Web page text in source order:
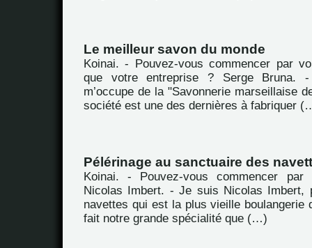
Le meilleur savon du monde
Koinai. - Pouvez-vous commencer par
que votre entreprise ? Serge Bruna.
m’occupe de la "Savonnerie marseillaise
société est une des dernières à fabriquer
Pélérinage au sanctuaire des
Koinai. - Pouvez-vous commencer
Nicolas Imbert. - Je suis Nicolas Imbert,
navettes qui est la plus vieille boulangerie
fait notre grande spécialité que (…)